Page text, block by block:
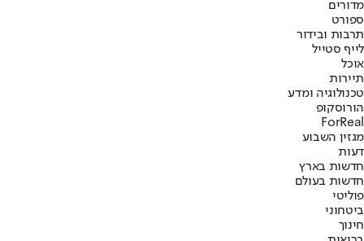
מדורים
ספורט
תרבות ובידור
לייף סטייל
אוכל
תיירות
טכנולוגיה ומדע
הורוסקופ
ForReal
מגזין השבוע
דעות
חדשות בארץ
חדשות בעולם
פוליטי
ביטחוני
חינוך